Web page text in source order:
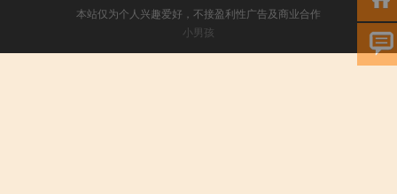
本站仅为个人兴趣爱好，不接盈利性广告及商业合作
小男孩